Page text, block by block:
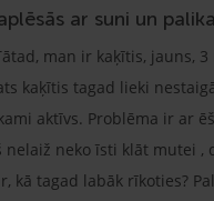
ar suni un
man ir kaķītis, jauns,
kaķītis tagad lieki
aktīvs. Problēma ir ar
nelaiž neko īsti klāt mutei
kā tagad labāk rīkoties?